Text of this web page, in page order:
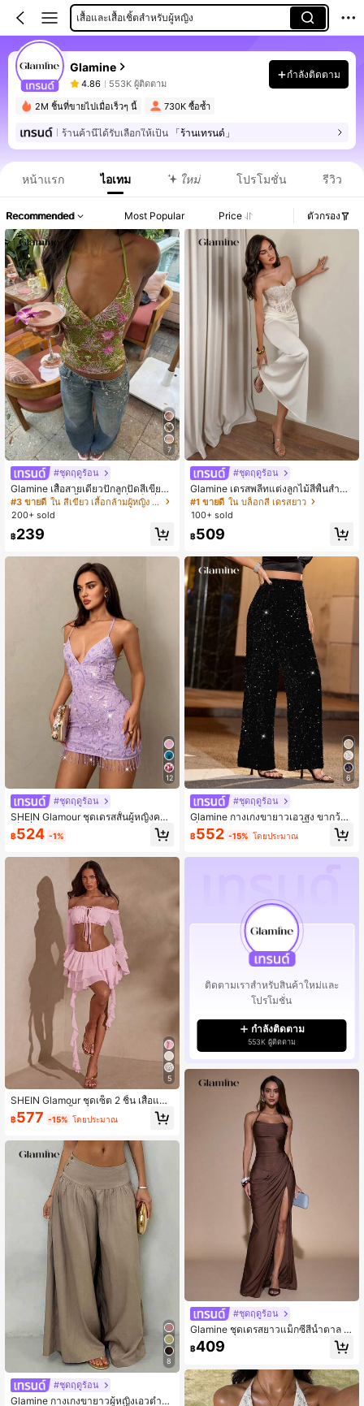
เสื้อและเสื้อเชิ้ตสำหรับผู้หญิง
ชุดเดรสสั้นผู้หญิง
Glamine
4.86 553K ผู้ติดตาม
กำลังติดตาม
2M ชิ้นที่ขายไปเมื่อเร็วๆ นี้ 730K ซื้อซ้ำ
ร้านค้านี้ได้รับเลือกให้เป็น 「ร้านเทรนด์」
หน้าแรก ไอเทม ใหม่ โปรโมชั่น รีวิว
Recommended Most Popular Price ตัวกรอง
7
#ชุดฤดูร้อน
Glamine เสื้อสายเดี่ยวปักลูกปัดสีเขียว
สำหรับผู้หญิง, เสื้อครอปแฟชั่นเซ็กซี่สำ
หรับวันหยุด, เสื้อปักลูกปัด
#3 ขายดี
ใน สีเขียว เสื้อกล้ามผู้หญิง & Camis
200+ sold
฿239
12
#ชุดฤดูร้อน
SHEIN Glamour ชุดเดรสสั้นผู้หญิงคอวี
เซ็กซี่ Glam Coquette สีชมพูใหม่ ลาย
ดอกไม้ เลื่อม เปิดหลัง ผูกเชือกด้านหลัง
ดอกไม้ 3 มิติและพู่,ชุดเดรสลายดอกไม้
สำหรับผู้หญิง,ชุดเดรสสีชมพู,กระโปรงสี
ชมพู,ชุดเดรสสีชมพูสำหรับผู้หญิง,ชุดเด
รสรับปริญญา,ชุดเดรสสำหรับแขกงานรั
บปริญญา,ชุดเดรสปาร์ตี้สำหรับผู้หญิง,ชุ
ดเดรสปาร์ตี้หรูหรา,ชุดเดรสหรูหราสำห
รับงานปาร์ตี้,ชุดเดรสชายหาดสำหรับผู้
หญิง,เสื้อผ้าปีใหม่,ชุดชายหาดสำหรับผู้
฿524 -1%
5
SHEIN Glamour ชุดเซ็ต 2 ชิ้น เสื้อแขน
ยาวเปิดไหล่สีพื้นสุดหวานสำหรับผู้หญิง
และกระโปรงชายระบายหลายชั้น
฿577 -15% โดยประมาณ
8
#ชุดฤดูร้อน
Glamine กางเกงขายาวผู้หญิงเอวต่ำทร
#ชุดฤดูร้อน
Glamine เดรสพลีทแต่งลูกไม้สีพื้นสำหรั
บผู้หญิงสำหรับฤดูร้อน
#1 ขายดี ใน บล็อกสี เดรสยาว
100+ sold
฿509
6
#ชุดฤดูร้อน
Glamine กางเกงขายาวเอวสูง ขากว้าง
เลื่อม สำหรับใส่ไปงานปาร์ตี้
฿552 -15% โดยประมาณ
ติดตามเราสำหรับสินค้าใหม่และ
โปรโมชั่น
กำลังติดตาม
553K ผู้ติดตาม
#ชุดฤดูร้อน
Glamine ชุดเดรสยาวแม็กซี่สีน้ำตาล ค
อคาวล์ สายคล้องคอ จับจีบ ผ่าข้าง สำห
รับดินเนอร์โรแมนติกและปาร์ตี้วันเกิด
฿409